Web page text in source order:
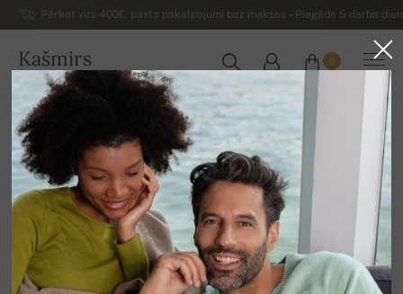
Pērkot virs 400€, pasta pakalpojumi bez maksas – Piegāde 5 darba
Kašmirs
LATVIJA
0
Uz mājām VĪRIEŠU DŽEMPERI